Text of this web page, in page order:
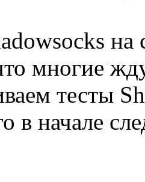
на
многие
тесты
в начале